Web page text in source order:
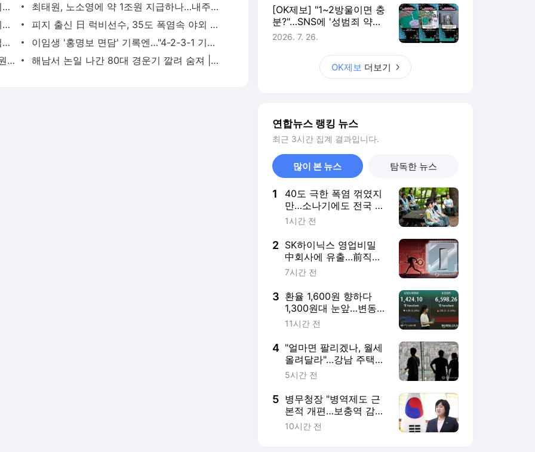
'축구의 신' 메시 부친 별세…스타 아들 뒤에 선 조용한 조력자 | 연합뉴스
최태원, 노소영에 약 1조원 지급하나…내주 재상고 안하면 확정(종합) | 연합뉴스
봉황대기서 나온 낭만야구…1회 21실점에도 볼넷 없이 정면 승부 | 연합뉴스
피지 출신 日 럭비선수, 35도 폭염속 야외 훈련하다 열사병 사망(종합) | 연합뉴스
바이든 차남 "아버지, 암 전이돼 고통스럽게 투병 중" | 연합뉴스
이임생 '홍명보 면담' 기록엔…"4-2-3-1 기본에 4-3-3도" | 연합뉴스
측정치는 음주운전 처벌기준 0.03%…법원 무죄 선고 이유는 | 연합뉴스
해남서 논일 나간 80대 경운기 깔려 숨져 | 연합뉴스
[OK제보] "1~2방울이면 충
분?"…SNS에 '성범죄 약물'
광고 횡행
2026. 7. 26.
OK제보 더보기
연합뉴스 랭킹 뉴스
최근 3시간 집계 결과입니다.
많이 본 뉴스 탐독한 뉴스
1
40도 극한 폭염 꺾였지
만…소나기에도 전국 무
더위 "지친다"
1시간 전
2 SK하이닉스 영업비밀
中회사에 유출…前직원
2심도 징역1년6개월
7시간 전
3 환율 1,600원 향하다
1,300원대 눈앞…변동성
금융위기 후 최고
11시간 전
4 "얼마면 팔리겠나, 월세
올려달라"…강남 주택시
장 '혼란'
5시간 전
5 병무청장 "병역제도 근
본적 개편…보충역 감축·
폐지방안 검토"
10시간 전